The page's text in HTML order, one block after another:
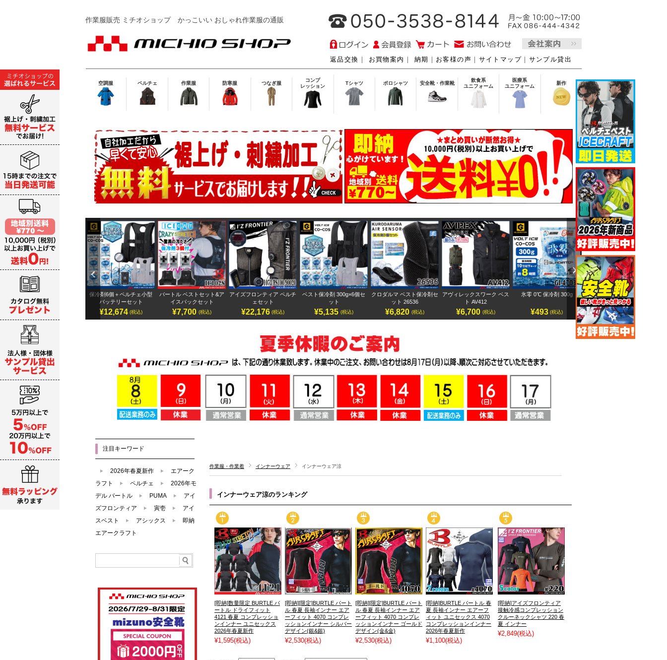
作業服販売 ミチオショップかっこいい おしゃれ作業服の通販
返品交換 ｜ お買物案内 ｜ 納期 ｜ お客様の声 ｜ サイトマップ ｜ サンプル貸出
空調服 ペルチェ 作業服 防寒服 つなぎ服
コンプ
レッション
Tシャツ ポロシャツ 安全靴・作業靴
飲食系
ユニフォーム
医療系
ユニフォーム
新作
Previ
ous
アイズフロンティア 32Vバ
ッテリーセット
¥19,987～
保冷剤6個＋ペルチェ小型
バッテリーセット
¥12,674 (税込)
バートル ベストセット&ア
イスパックセット
¥7,700 (税込)
アイズフロンティア ペルチ
ェセット
¥22,176 (税込)
ベスト保冷剤 300g×6個セ
ット
¥5,135 (税込)
クロダルマ ベスト保冷剤セ
ット 26536
¥6,820 (税込)
アヴィレックスワーク ベス
ト AV412
¥6,700 (税込)
氷零 0℃ 保冷剤 300g
¥493 (税込)
アヴィレックスワーク 半袖
ブルゾン AV413
¥7,500 (税込)
Next
作業服・作業着 インナーウェア インナーウェア涼
インナーウェア涼のランキング
[即納]数量限定 BURTLE バ
ートル ドライフィット
4121 春夏 コンプレッショ
ンインナー ユニセックス
2026年春夏新作
¥1,595(税込)
[即納][限定]BURTLE バート
ル 春夏 長袖インナー エア
ーフィット 4070 コンプレ
ッションインナー シルバー
デザイン(銀&銀)
¥2,530(税込)
[即納][限定]BURTLE バート
ル 春夏 長袖インナー エア
ーフィット 4070 コンプレ
ッションインナー ゴールド
デザイン(金&金)
¥2,530(税込)
[即納]BURTLE バートル 春
夏 長袖インナー エアーフ
ィット ユニセックス 4070
コンプレッションインナー
2026年春夏新作
¥1,100(税込)
[即納]アイズフロンティア
接触冷感コンプレッション
クルーネックシャツ 220 春
夏 インナー
¥2,849(税込)
注目キーワード
2026年春夏新作
エアーク
ラフト
ペルチェ
2026年モ
デル バートル
PUMA
アイ
ズフロンティア
寅壱
アイ
スベスト
アシックス
即納
エアークラフト